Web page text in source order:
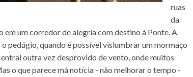
ruas
da
em um corredor de alegria com destino à Ponte. A
pedágio, quando é possível vislumbrar um mormaço
outra vez desprovido de vento, onde muitos
o que parece má notícia - não melhorar o tempo -